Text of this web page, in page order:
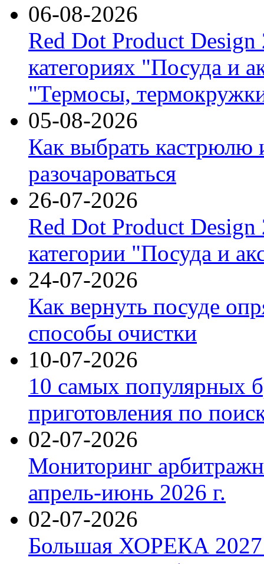
06-08-2026
Red Dot Product Design
категориях "Посуда и
"Термосы,
05-08-2026
Как выбрать кастрюлю
разочароваться
26-07-2026
Red Dot Product Design
категории "Посуда и
24-07-2026
Как вернуть посуде
способы очистки
10-07-2026
10 самых популярных
приготовления по
02-07-2026
Мониторинг
апрель-июнь 2026 г.
02-07-2026
Большая ХОРЕКА 2027: